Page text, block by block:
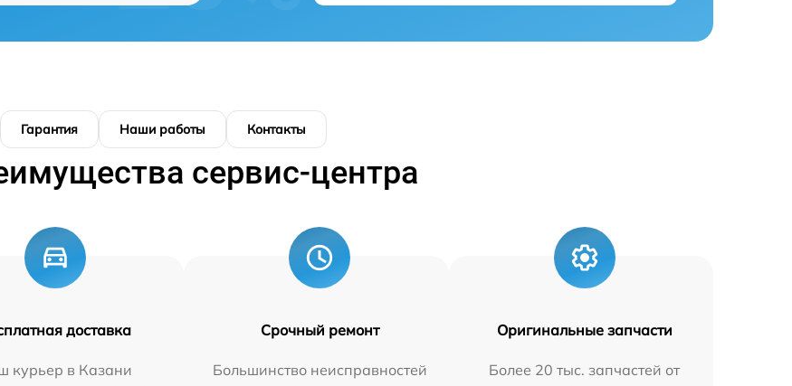
Гарантия Наши работы Контакты
сервис-центра
доставка
курьер в Казани
Срочный ремонт
Большинство неисправностей
Оригинальные запчасти
Более 20 тыс. запчастей от